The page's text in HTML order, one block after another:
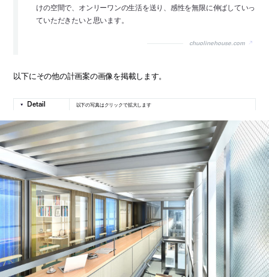
けの空間で、オンリーワンの生活を送り、感性を無限に伸ばしていっ
ていただきたいと思います。
chuolinehouse.com
以下にその他の計画案の画像を掲載します。
以下の写真はクリックで拡大します